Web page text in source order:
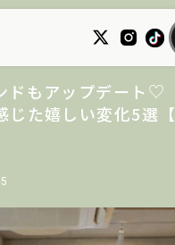
ドもアップデート♡
じた嬉しい変化5選